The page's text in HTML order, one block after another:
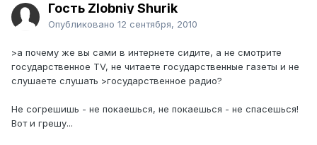
Гость Zlobniy Shurik
Опубликовано 12 сентября, 2010
>а почему же вы сами в интернете сидите, а не смотрите
государственное TV, не читаете государственные газеты и не
слушаете слушать >государственное радио?
Не согрешишь - не покаешься, не покаешься - не спасешься!
Вот и грешу...